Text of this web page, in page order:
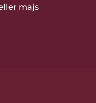
majs